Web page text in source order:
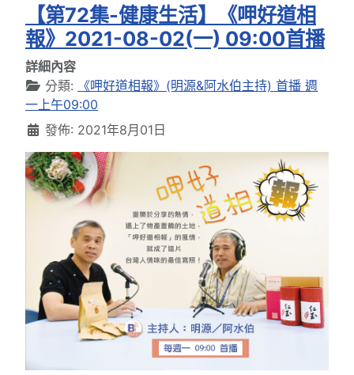
【第72集-健康生活】《呷好道相
報》2021-08-02(一) 09:00首播
詳細內容
分類:
《呷好道相報》(明源&阿水伯主持) 首播 週
一上午09:00
發佈: 2021年8月01日